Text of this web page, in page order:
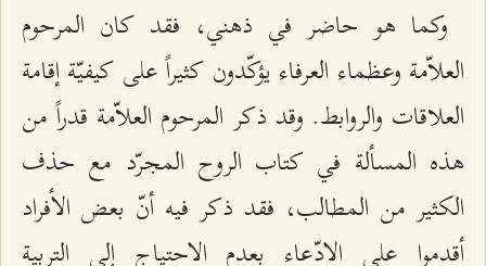
وكما هو حاضر في ذهني، فقد كان المرحوم
العلاّمة وعظماء العرفاء يؤكّدون كثيراً على كيفيّة إقامة
العلاقات والروابط. وقد ذكر المرحوم العلاّمة قدراً من
هذه المسألة في كتاب الروح المجرّد مع حذف
الكثير من المطالب، فقد ذكر فيه أنّ بعض الأفراد
أقدموا على الادّعاء بعدم الاحتياج إلى التربية